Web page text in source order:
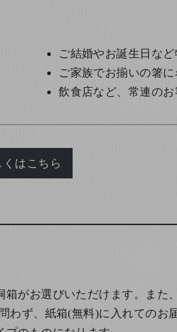
ご結婚やお誕生日な
ご家族でお揃いの箸
飲食店など、常連のお
はこちら
がお選びいただけます。また
わず、紙箱(無料)に入れての